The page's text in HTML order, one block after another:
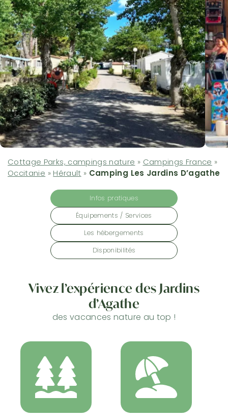
Cottage Parks, campings nature » Campings France »
Occitanie » Hérault » Camping Les Jardins D’agathe
Infos pratiques
Équipements / Services
Les hébergements
Disponibilités
Vivez l’expérience des Jardins
d’Agathe
des vacances nature au top !